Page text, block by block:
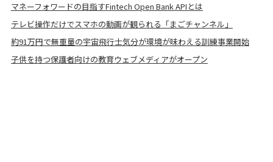
マネーフォワードの目指すFintech Open Bank APIとは
テレビ操作だけでスマホの動画が観られる「まごチャンネル」
約91万円で無重量の宇宙飛行士気分が環境が味わえる訓練事業開始
子供を持つ保護者向けの教育ウェブメディアがオープン